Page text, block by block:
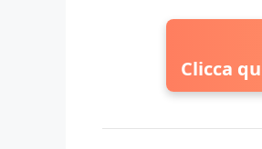
Clicca